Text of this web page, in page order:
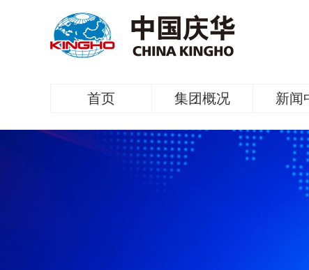
首页 集团概况 新闻